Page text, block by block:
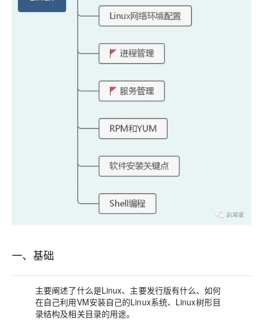
一、基础
主要阐述了什么是Linux、主要发行版有什么、如何
在自己利用VM安装自己的Linux系统、Linux树形目
录结构及相关目录的用途。